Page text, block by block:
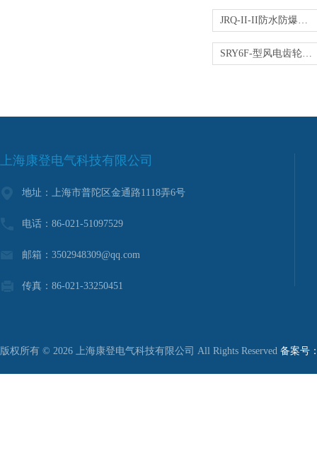
JRQ-II-II防水防爆加热器
SRY6F-型风电齿轮箱电加热器
上海康登电气科技有限公司
地址：上海市普陀区金通路1118弄6号
电话：86-021-51097529
邮箱：3502948309@qq.com
传真：86-021-33250451
版权所有 © 2026 上海康登电气科技有限公司 All Rights Reserved 备案号